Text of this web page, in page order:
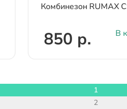
Комбинезон RUMAX
850 р. В
1
2